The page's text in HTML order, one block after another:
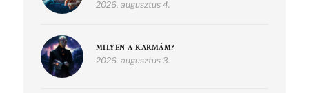
2026. augusztus 4.
MILYEN A KARMÁM?
2026. augusztus 3.